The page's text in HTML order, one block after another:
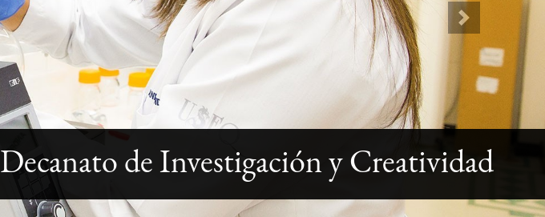
Next
Decanato de Investigación y Creatividad